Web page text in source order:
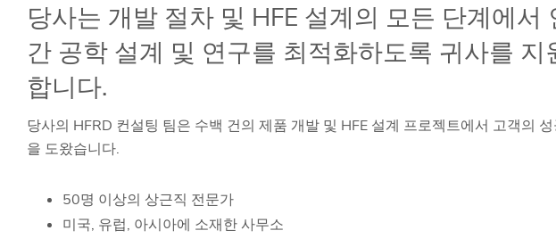
당사는 개발 절차 및 HFE 설계의 모든 단계에서
간 공학 설계 및 연구를 최적화하도록 귀사를 지
합니다.
당사의 HFRD 컨설팅 팀은 수백 건의 제품 개발 및 HFE 설계 프로젝트에서 고객의
을 도왔습니다.
50명 이상의 상근직 전문가
미국, 유럽, 아시아에 소재한 사무소